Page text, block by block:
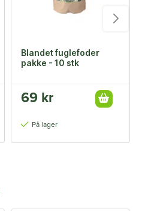
Blandet fuglefoder
pakke - 10 stk
69 kr
På lager